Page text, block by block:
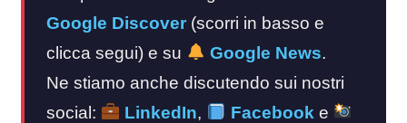
Google Discover (scorri in basso e
clicca segui) e su
Google News.
Ne stiamo anche discutendo sui nostri
social:
LinkedIn, Facebook e